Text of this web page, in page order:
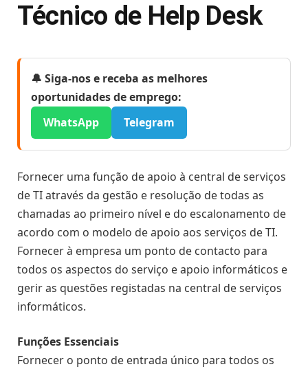
Técnico de Help Desk
🔔 Siga-nos e receba as melhores
oportunidades de emprego:
WhatsApp
Telegram
Fornecer uma função de apoio à central de serviços
de TI através da gestão e resolução de todas as
chamadas ao primeiro nível e do escalonamento de
acordo com o modelo de apoio aos serviços de TI.
Fornecer à empresa um ponto de contacto para
todos os aspectos do serviço e apoio informáticos e
gerir as questões registadas na central de serviços
informáticos.
Funções Essenciais
Fornecer o ponto de entrada único para todos os